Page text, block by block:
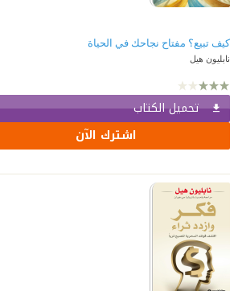
كيف تبيع؟ مفتاح نجاحك في الحياة
نابليون هيل
تحميل الكتاب
اشترك الآن